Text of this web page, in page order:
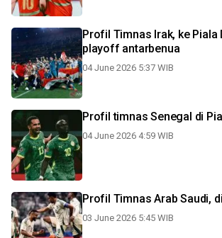
Profil Timnas Irak, ke Piala
playoff antarbenua
04 June 2026 5:37 WIB
Profil timnas Senegal di
04 June 2026 4:59 WIB
Profil Timnas Arab Saudi,
03 June 2026 5:45 WIB